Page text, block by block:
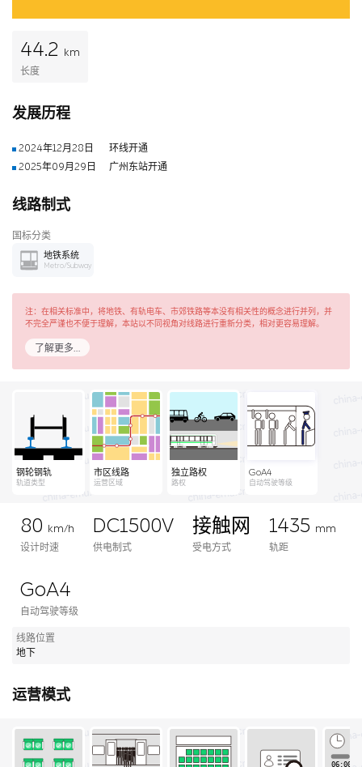
44.2
km
长度
发展历程
2024年12月28日
环线开通
2025年09月29日
广州东站开通
线路制式
国标分类
地铁系统
Metro/Subway
注：在相关标准中，将地铁、有轨电车、市郊铁路等本没有相关性的概念进行并列，并
不完全严谨也不便于理解，本站以不同视角对线路进行重新分类，相对更容易理解。
了解更多…
钢轮钢轨
轨道类型
市区线路
运营区域
独立路权
路权
GoA4
自动驾驶等级
80
km/h
设计时速
DC1500V
供电制式
接触网
受电方式
1435 mm
轨距
GoA4
自动驾驶等级
线路位置
地下
运营模式